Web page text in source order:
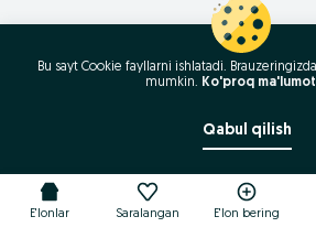
E'lonlar Saralangan E'lon bering
Bu sayt Cookie fayllarni ishlatadi.
mumkin. Ko'proq
Qabul qilish